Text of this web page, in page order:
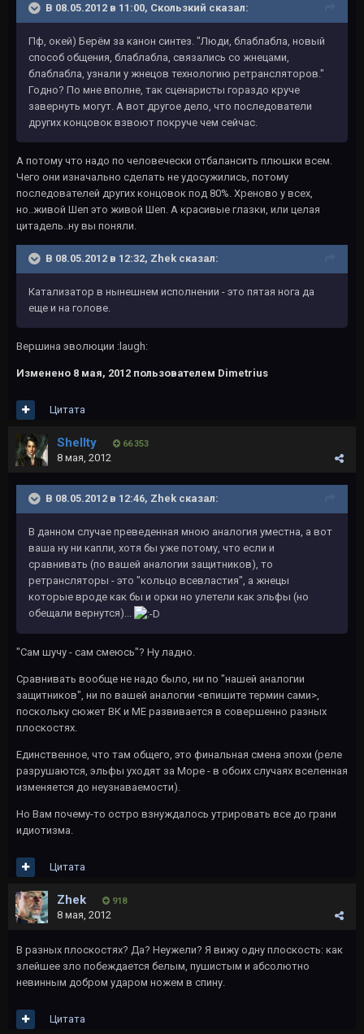
В 08.05.2012 в 11:00, Скользкий сказал:
Пф, окей) Берём за канон синтез. "Люди, блаблабла, новый
способ общения, блаблабла, связались со жнецами,
блаблабла, узнали у жнецов технологию ретрансляторов."
Годно? По мне вполне, так сценаристы гораздо круче
завернуть могут. А вот другое дело, что последователи
других концовок взвоют покруче чем сейчас.
А потому что надо по человечески отбалансить плюшки всем.
Чего они изначально сделать не удосужились, потому
последователей других концовок под 80%. Хреново у всех,
но..живой Шеп это живой Шеп. А красивые глазки, или целая
цитадель..ну вы поняли.
В 08.05.2012 в 12:32, Zhek сказал:
Катализатор в нынешнем исполнении - это пятая нога да
еще и на голове.
Вершина эволюции :laugh:
Изменено 8 мая, 2012 пользователем Dimetrius
Цитата
Shellty 66 353
8 мая, 2012
В 08.05.2012 в 12:46, Zhek сказал:
В данном случае преведенная мною аналогия уместна, а вот
ваша ну ни капли, хотя бы уже потому, что если и
сравнивать (по вашей аналогии защитников), то
ретрансляторы - это "кольцо всевластия", а жнецы
которые вроде как бы и орки но улетели как эльфы (но
обещали вернутся)...
"Сам шучу - сам смеюсь"? Ну ладно.
Сравнивать вообще не надо было, ни по "нашей аналогии
защитников", ни по вашей аналогии <впишите термин сами>,
поскольку сюжет ВК и ME развивается в совершенно разных
плоскостях.
Единственное, что там общего, это финальная смена эпохи (реле
разрушаются, эльфы уходят за Море - в обоих случаях вселенная
изменяется до неузнаваемости).
Но Вам почему-то остро взнуждалось утрировать все до грани
идиотизма.
Цитата
Zhek 918
8 мая, 2012
В разных плоскостях? Да? Неужели? Я вижу одну плоскость: как
злейшее зло побеждается белым, пушистым и абсолютно
невинным добром ударом ножем в спину.
Цитата